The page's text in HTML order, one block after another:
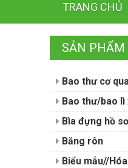
TRANG CHỦ
SẢN PHẨM
Bao thư cơ
Bao thư/bao lì
Bìa đựng hồ
Băng rôn
Biểu mẫu//